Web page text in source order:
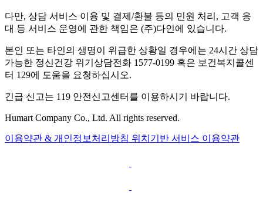
다만, 상담 서비스 이용 및 결제/환불 등의 민원 처리, 고객 응
대 등 서비스 운영에 관한 책임은 (주)다인에 있습니다.
본인 또는 타인의 생명이 위급한 상황일 경우에는 24시간 상담
가능한 정신건강 위기상담전화 1577-0199 혹은 보건복지콜센
터 129에 도움을 요청하십시오.
긴급 신고는 119 안전신고센터를 이용하시기 바랍니다.
Humart Company Co., Ltd. All rights reserved.
이용약관 & 개인정보처리방침 위치기반 서비스 이용약관